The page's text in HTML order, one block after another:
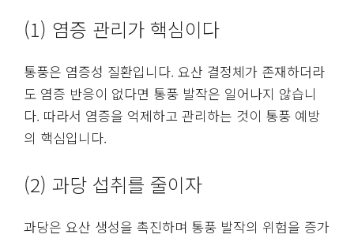
(1) 염증 관리가 핵심이다
통풍은 염증성 질환입니다. 요산 결정체가 존재하더라
도 염증 반응이 없다면 통풍 발작은 일어나지 않습니
다. 따라서 염증을 억제하고 관리하는 것이 통풍 예방
의 핵심입니다.
(2) 과당 섭취를 줄이자
과당은 요산 생성을 촉진하며 통풍 발작의 위험을 증가